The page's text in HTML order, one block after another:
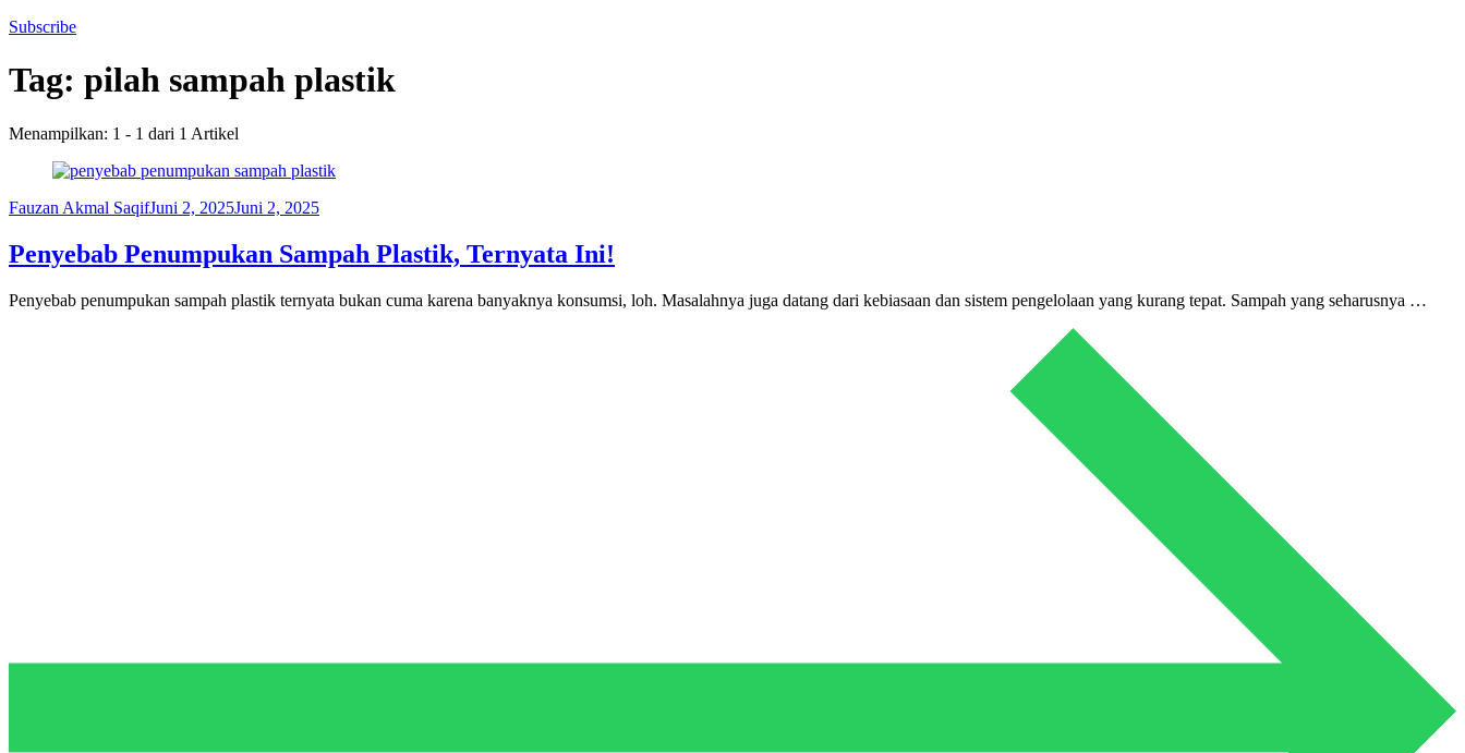
Subscribe
Tag: pilah sampah plastik
Menampilkan: 1 - 1 dari 1 Artikel
Fauzan Akmal SaqifJuni 2, 2025Juni 2, 2025
Penyebab Penumpukan Sampah Plastik, Ternyata Ini!
Penyebab penumpukan sampah plastik ternyata bukan cuma karena banyaknya konsumsi, loh. Masalahnya juga datang dari kebiasaan dan sistem pengelolaan yang kurang tepat. Sampah yang seharusnya …